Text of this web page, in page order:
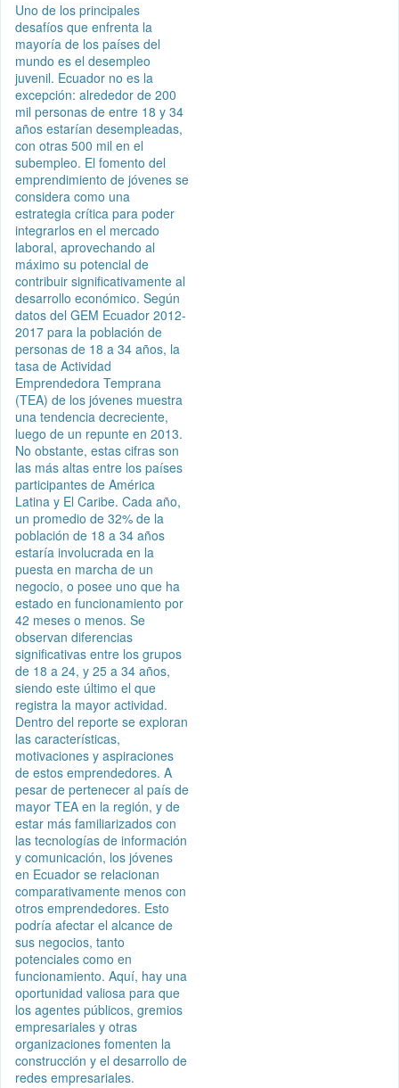
Uno de los principales
desafíos que enfrenta la
mayoría de los países del
mundo es el desempleo
juvenil. Ecuador no es la
excepción: alrededor de 200
mil personas de entre 18 y 34
años estarían desempleadas,
con otras 500 mil en el
subempleo. El fomento del
emprendimiento de jóvenes se
considera como una
estrategia crítica para poder
integrarlos en el mercado
laboral, aprovechando al
máximo su potencial de
contribuir significativamente al
desarrollo económico. Según
datos del GEM Ecuador 2012-
2017 para la población de
personas de 18 a 34 años, la
tasa de Actividad
Emprendedora Temprana
(TEA) de los jóvenes muestra
una tendencia decreciente,
luego de un repunte en 2013.
No obstante, estas cifras son
las más altas entre los países
participantes de América
Latina y El Caribe. Cada año,
un promedio de 32% de la
población de 18 a 34 años
estaría involucrada en la
puesta en marcha de un
negocio, o posee uno que ha
estado en funcionamiento por
42 meses o menos. Se
observan diferencias
significativas entre los grupos
de 18 a 24, y 25 a 34 años,
siendo este último el que
registra la mayor actividad.
Dentro del reporte se exploran
las características,
motivaciones y aspiraciones
de estos emprendedores. A
pesar de pertenecer al país de
mayor TEA en la región, y de
estar más familiarizados con
las tecnologías de información
y comunicación, los jóvenes
en Ecuador se relacionan
comparativamente menos con
otros emprendedores. Esto
podría afectar el alcance de
sus negocios, tanto
potenciales como en
funcionamiento. Aquí, hay una
oportunidad valiosa para que
los agentes públicos, gremios
empresariales y otras
organizaciones fomenten la
construcción y el desarrollo de
redes empresariales.